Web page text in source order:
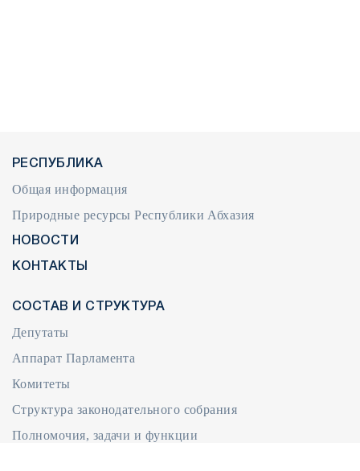
РЕСПУБЛИКА
Общая информация
Природные ресурсы Республики Абхазия
НОВОСТИ
КОНТАКТЫ
СОСТАВ И СТРУКТУРА
Депутаты
Аппарат Парламента
Комитеты
Структура законодательного собрания
Полномочия, задачи и функции